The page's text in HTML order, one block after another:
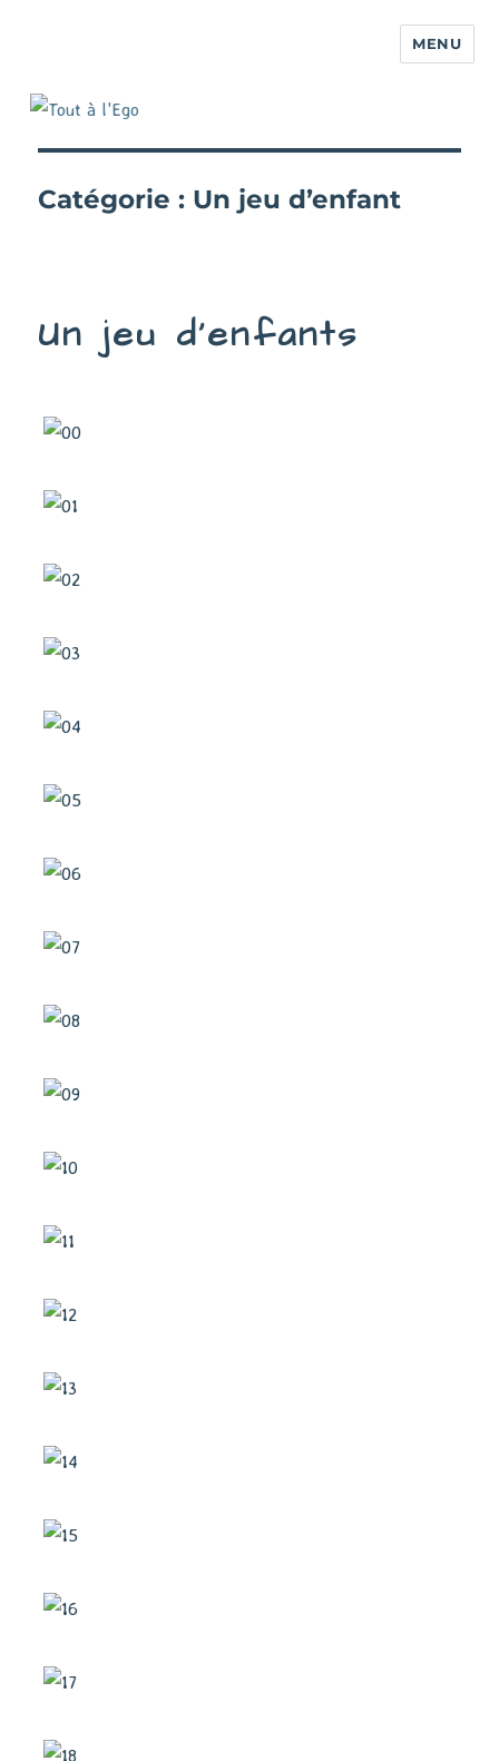
MENU
Catégorie : Un jeu d’enfant
Un jeu d’enfants